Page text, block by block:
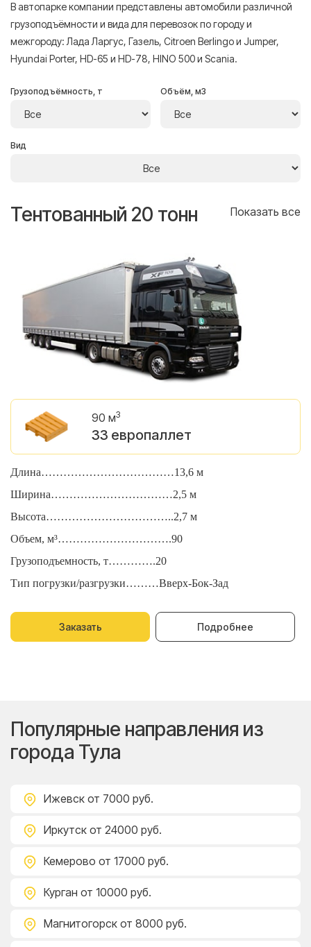
В автопарке компании представлены автомобили различной
грузоподъёмности и вида для перевозок по городу и
межгороду: Лада Ларгус, Газель, Citroen Berlingo и Jumper,
Hyundai Porter, HD-65 и HD-78, HINO 500 и Scania.
Грузоподъёмность, т Объём, м3
Вид
Тентованный 20 тонн Показать все
90 м3
33 европаллет
Длина………………………………13,6 м
Ширина……………………………2,5 м
Высота……………………………..2,7 м
Объем, м³………………………….90
Грузоподъемность, т………….20
Тип погрузки/разгрузки………Вверх-Бок-Зад
Заказать Подробнее
Популярные направления из
города Тула
Ижевск от 7000 руб.
Иркутск от 24000 руб.
Кемерово от 17000 руб.
Курган от 10000 руб.
Магнитогорск от 8000 руб.